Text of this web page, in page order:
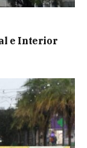
e Interior